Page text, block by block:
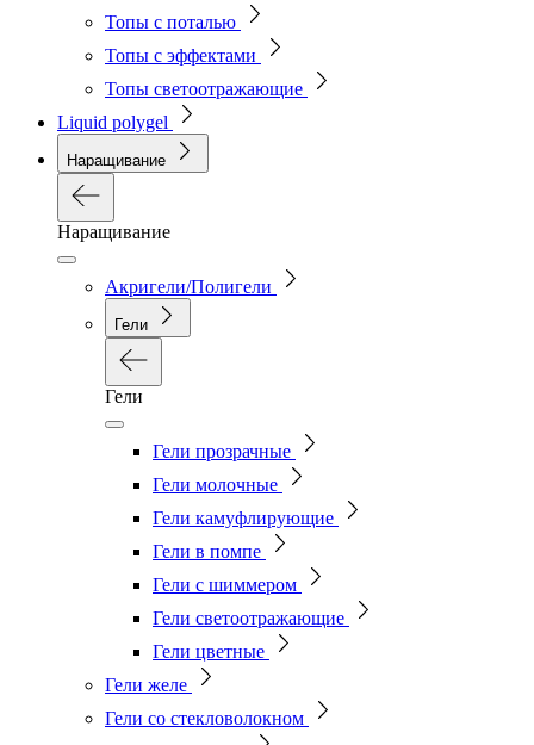
Топы с поталью
Топы с эффектами
Топы светоотражающие
Liquid polygel
Наращивание
Наращивание
Акригели/Полигели
Гели
Гели
Гели прозрачные
Гели молочные
Гели камуфлирующие
Гели в помпе
Гели с шиммером
Гели светоотражающие
Гели цветные
Гели желе
Гели со стекловолокном